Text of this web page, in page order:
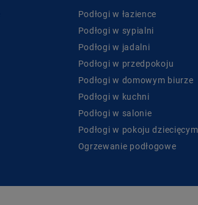
Podłogi w łazience
Podłogi w sypialni
Podłogi w jadalni
Podłogi w przedpokoju
Podłogi w domowym biurze
Podłogi w kuchni
Podłogi w salonie
Podłogi w pokoju dziecięcym
Ogrzewanie podłogowe